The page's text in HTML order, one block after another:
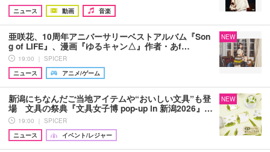
ニュース
動画 音楽
亜咲花、10周年アニバーサリーベストアルバム『Son
g of LIFE』、漫画『ゆるキャン△』作者・あf…
19:00 ｜ SPICER
ニュース
アニメ/ゲーム
NEW
新潟にちなんだご当地アイテムや“おいしい文具”も登
場 文具の祭典『文具女子博 pop-up in 新潟2026』…
19:00 ｜ SPICER
ニュース
イベント/レジャー
NEW